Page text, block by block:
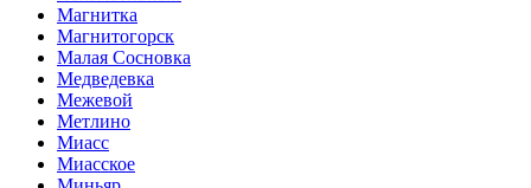
Магнитка
Магнитогорск
Малая Сосновка
Медведевка
Межевой
Метлино
Миасс
Миасское